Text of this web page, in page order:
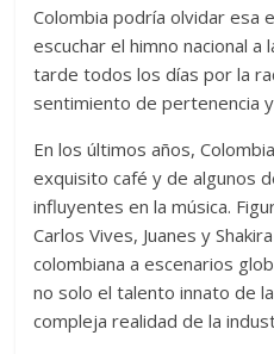
Colombia podría olvidar esa
escuchar el himno nacional a
tarde todos los días por la
sentimiento de pertenencia
En los últimos años,
exquisito café y de algunos
influyentes en la música.
Carlos Vives, Juanes y
colombiana a escenarios
no solo el talento innato de
compleja realidad de la